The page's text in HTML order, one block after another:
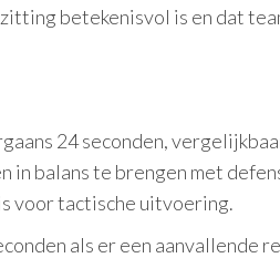
betekenisvol is en dat
24 seconden,
in balans te brengen met
voor tactische uitvoering.
als er een aanvallende